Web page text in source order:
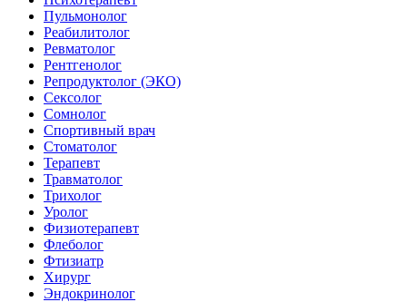
Пульмонолог
Реабилитолог
Ревматолог
Рентгенолог
Репродуктолог (ЭКО)
Сексолог
Сомнолог
Спортивный врач
Стоматолог
Терапевт
Травматолог
Трихолог
Уролог
Физиотерапевт
Флеболог
Фтизиатр
Хирург
Эндокринолог